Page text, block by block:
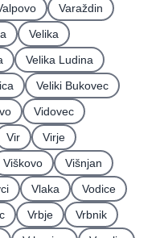
Varaždin
Velika
Velika Ludina
Veliki Bukovec
Vidovec
Vir
Virje
Viškovo
Višnjan
Vlaka
Vodice
Vrbje
Vrbnik